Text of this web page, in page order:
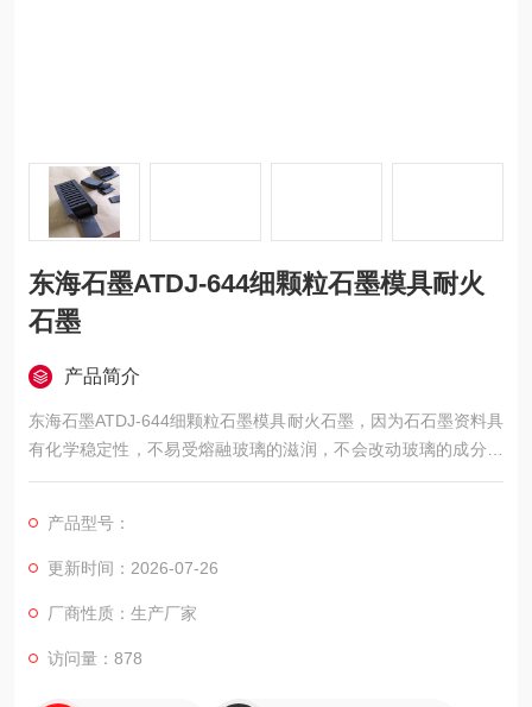
东海石墨ATDJ-644细颗粒石墨模具耐火
石墨
产品简介
东海石墨ATDJ-644细颗粒石墨模具耐火石墨，因为石石墨资料具
有化学稳定性，不易受熔融玻璃的滋润，不会改动玻璃的成分，
石墨资料耐热冲击功能杰出，尺度随温度变化小等特点，所以近
璃管，弯管，漏斗及其它各种异型玻璃瓶的铸模。
产品型号：
更新时间：2026-07-26
厂商性质：生产厂家
访问量：878